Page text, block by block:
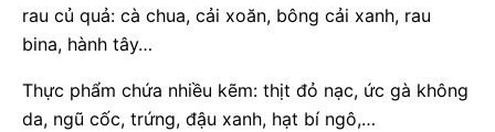
rau củ quả: cà chua, cải xoăn, bông cải xanh, rau
bina, hành tây…
Thực phẩm chứa nhiều kẽm: thịt đỏ nạc, ức gà không
da, ngũ cốc, trứng, đậu xanh, hạt bí ngô,…